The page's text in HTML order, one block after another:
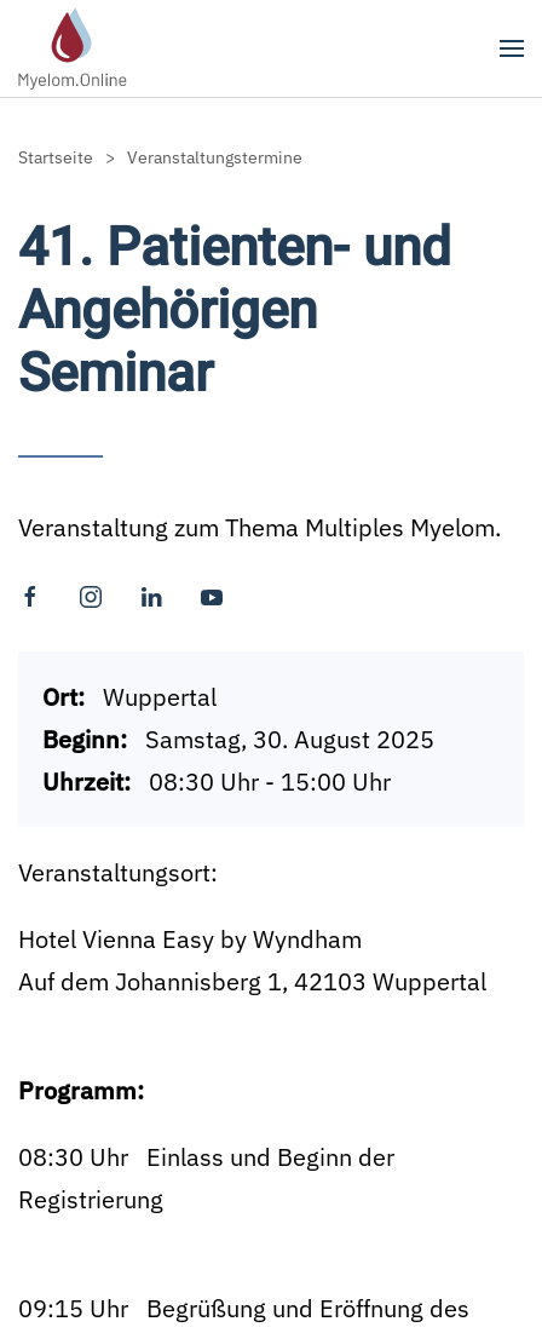
Zum Hauptinhalt springen
Startseite Veranstaltungstermine
41. Patienten- und
Angehörigen
Seminar
Veranstaltung zum Thema Multiples Myelom.
Ort: Wuppertal
Beginn: Samstag, 30. August 2025
Uhrzeit: 08:30 Uhr - 15:00 Uhr
Veranstaltungsort:
Hotel Vienna Easy by Wyndham
Auf dem Johannisberg 1, 42103 Wuppertal
Programm:
08:30 Uhr Einlass und Beginn der
Registrierung
09:15 Uhr Begrüßung und Eröffnung des